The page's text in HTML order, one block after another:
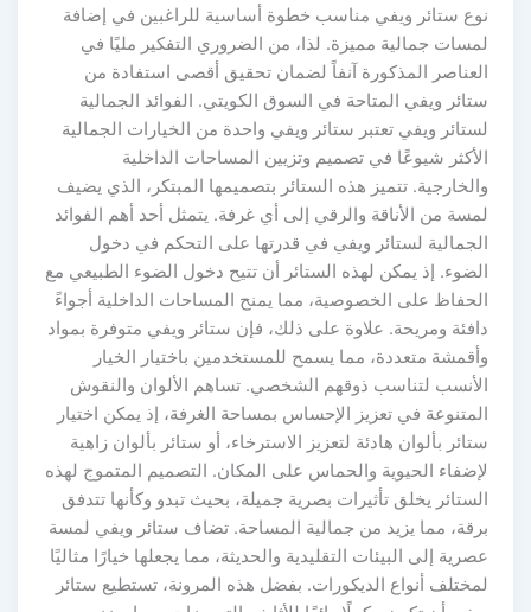
نوع ستائر ويفي مناسب خطوة أساسية للراغبين في إضافة
لمسات جمالية مميزة. لذا، من الضروري التفكير مليًا في
العناصر المذكورة آنفاً لضمان تحقيق أقصى استفادة من
ستائر ويفي المتاحة في السوق الكويتي. الفوائد الجمالية
لستائر ويفي تعتبر ستائر ويفي واحدة من الخيارات الجمالية
الأكثر شيوعًا في تصميم وتزيين المساحات الداخلية
والخارجية. تتميز هذه الستائر بتصميمها المبتكر، الذي يضيف
لمسة من الأناقة والرقي إلى أي غرفة. يتمثل أحد أهم الفوائد
الجمالية لستائر ويفي في قدرتها على التحكم في دخول
الضوء. إذ يمكن لهذه الستائر أن تتيح دخول الضوء الطبيعي مع
الحفاظ على الخصوصية، مما يمنح المساحات الداخلية أجواءً
دافئة ومريحة. علاوة على ذلك، فإن ستائر ويفي متوفرة بمواد
وأقمشة متعددة، مما يسمح للمستخدمين باختيار الخيار
الأنسب لتناسب ذوقهم الشخصي. تساهم الألوان والنقوش
المتنوعة في تعزيز الإحساس بمساحة الغرفة، إذ يمكن اختيار
ستائر بألوان هادئة لتعزيز الاسترخاء، أو ستائر بألوان زاهية
لإضفاء الحيوية والحماس على المكان. التصميم المتموج لهذه
الستائر يخلق تأثيرات بصرية جميلة، بحيث تبدو وكأنها تتدفق
برقة، مما يزيد من جمالية المساحة. تضاف ستائر ويفي لمسة
عصرية إلى البيئات التقليدية والحديثة، مما يجعلها خيارًا مثاليًا
لمختلف أنواع الديكورات. بفضل هذه المرونة، تستطيع ستائر